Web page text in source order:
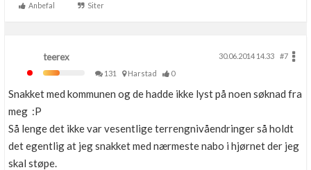
Anbefal Siter
teerex 30.06.2014 14.33
#7
131
Harstad 0
Snakket med kommunen og de hadde ikke lyst på noen søknad fra
meg :P
Så lenge det ikke var vesentlige terrengnivåendringer så holdt
det egentlig at jeg snakket med nærmeste nabo i hjørnet der jeg
skal støpe.